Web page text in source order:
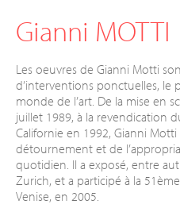
Gianni MOTTI
Les oeuvres de Gianni Motti
d’interventions ponctuelles, le
monde de l’art. De la mise en
juillet 1989, à la revendication
Californie en 1992, Gianni
détournement et de
quotidien. Il a exposé, entre
Zurich, et a participé à la
Venise, en 2005.